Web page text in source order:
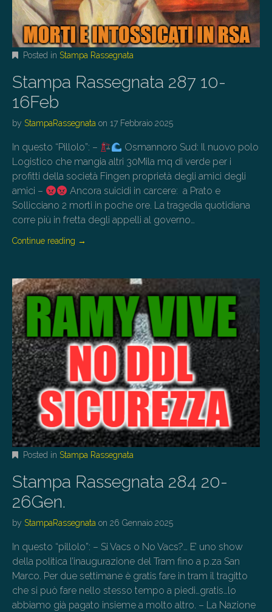
Posted in Stampa Rassegnata
Stampa Rassegnata 287 10-
16Feb
by StampaRassegnata on 17 Febbraio 2025
In questo “Pillolo”: –
Osmannoro Sud: Il nuovo polo
Logistico che mangia altri 30Mila mq di verde per i
profitti della società Fingen proprietà degli amici degli
amici –
Ancora suicidi in carcere: a Prato e
Sollicciano 2 morti in poche ore. La tragedia quotidiana
corre più in fretta degli appelli al governo…
Continue reading →
Posted in Stampa Rassegnata
Stampa Rassegnata 284 20-
26Gen.
by StampaRassegnata on 26 Gennaio 2025
In questo “pillolo”: – Si Vacs o No Vacs?… E’ uno show
della politica l’inaugurazione del Tram fino a p.za San
Marco. Per due settimane è gratis fare in tram il tragitto
che si può fare nello stesso tempo a piedi…gratis…lo
abbiamo già pagato insieme a molto altro. – La Nazione